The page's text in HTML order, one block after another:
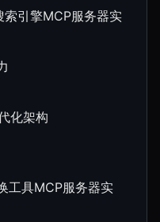
引擎MCP服务器实
化架构
工具MCP服务器实